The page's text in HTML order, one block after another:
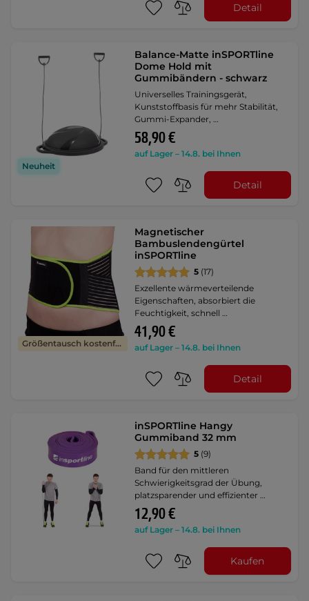
Detail
Neuheit
Balance-Matte inSPORTline
Dome Hold mit
Gummibändern - schwarz
Universelles Trainingsgerät,
Kunststoffbasis für mehr Stabilität,
Gummi-Expander, …
58,90 €
auf Lager – 14.8. bei Ihnen
Detail
Größentausch kostenfrei
Magnetischer
Bambuslendengürtel
inSPORTline
5 (17)
Exzellente wärmeverteilende
Eigenschaften, absorbiert die
Feuchtigkeit, schnell …
41,90 €
auf Lager – 14.8. bei Ihnen
Detail
inSPORTline Hangy
Gummiband 32 mm
5 (9)
Band für den mittleren
Schwierigkeitsgrad der Übung,
platzsparender und effizienter …
12,90 €
auf Lager – 14.8. bei Ihnen
Kaufen